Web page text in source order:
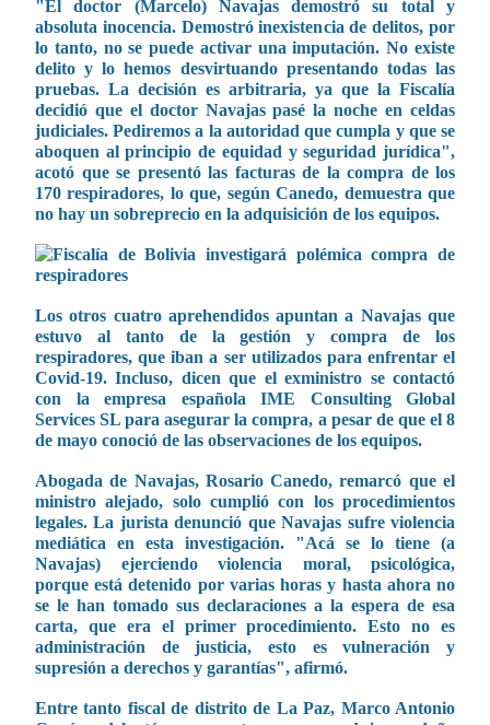
"El doctor (Marcelo) Navajas demostró su total y
absoluta inocencia. Demostró inexistencia de delitos, por
lo tanto, no se puede activar una imputación. No existe
delito y lo hemos desvirtuando presentando todas las
pruebas. La decisión es arbitraria, ya que la Fiscalía
decidió que el doctor Navajas pasé la noche en celdas
judiciales. Pediremos a la autoridad que cumpla y que se
aboquen al principio de equidad y seguridad jurídica",
acotó que se presentó las facturas de la compra de los
170 respiradores, lo que, según Canedo, demuestra que
no hay un sobreprecio en la adquisición de los equipos.
Los otros cuatro aprehendidos apuntan a Navajas que
estuvo al tanto de la gestión y compra de los
respiradores, que iban a ser utilizados para enfrentar el
Covid-19. Incluso, dicen que el exministro se contactó
con la empresa española IME Consulting Global
Services SL para asegurar la compra, a pesar de que el 8
de mayo conoció de las observaciones de los equipos.
Abogada de Navajas, Rosario Canedo, remarcó que el
ministro alejado, solo cumplió con los procedimientos
legales. La jurista denunció que Navajas sufre violencia
mediática en esta investigación. "Acá se lo tiene (a
Navajas) ejerciendo violencia moral, psicológica,
porque está detenido por varias horas y hasta ahora no
se le han tomado sus declaraciones a la espera de esa
carta, que era el primer procedimiento. Esto no es
administración de justicia, esto es vulneración y
supresión a derechos y garantías", afirmó.
Entre tanto fiscal de distrito de La Paz, Marco Antonio